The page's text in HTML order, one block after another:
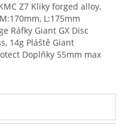
Z7 Kliky forged alloy,
L:175mm
Ráfky Giant GX Disc
14g Pláště Giant
Doplňky 55mm max